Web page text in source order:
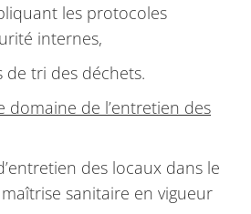
les protocoles
internes,
de tri des déchets.
domaine de l’entretien des
des locaux dans le
sanitaire en vigueur